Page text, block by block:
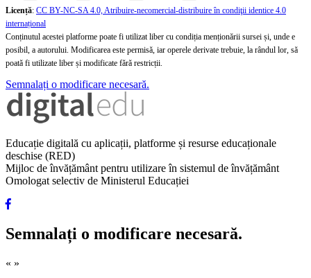
Licență: CC BY-NC-SA 4.0, Atribuire-necomercial-distribuire în condiţii identice 4.0
internațional
Conținutul acestei platforme poate fi utilizat liber cu condiția menționării sursei și, unde e
posibil, a autorului. Modificarea este permisă, iar operele derivate trebuie, la rândul lor, să
poată fi utilizate liber și modificate fără restricții.
Semnalați o modificare necesară.
Educație digitală cu aplicații, platforme și resurse educaționale
deschise (RED)
Mijloc de învățământ pentru utilizare în sistemul de învățământ
Omologat selectiv de Ministerul Educației
Semnalați o modificare necesară.
« »